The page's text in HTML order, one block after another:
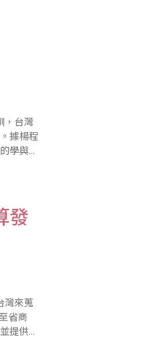
，台灣
據楊程
學與教
發
灣來蒐
省商
提供相